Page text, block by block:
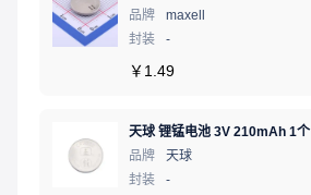
品牌
maxell
封装
-
￥ 1.49
天球 锂锰电池 3V 210mAh 1个
品牌
天球
封装
-